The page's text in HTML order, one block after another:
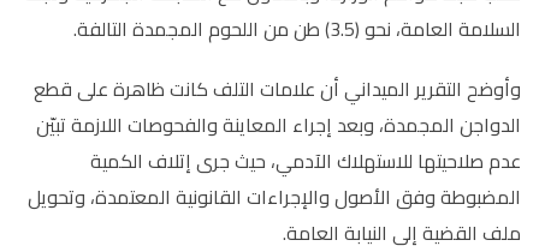
السلامة العامة، نحو (3.5) طن من اللحوم المجمدة التالفة.
وأوضح التقرير الميداني أن علامات التلف كانت ظاهرة على قطع
الدواجن المجمدة، وبعد إجراء المعاينة والفحوصات اللازمة تبيّن
عدم صلاحيتها للاستهلاك الآدمي، حيث جرى إتلاف الكمية
المضبوطة وفق الأصول والإجراءات القانونية المعتمدة، وتحويل
ملف القضية إلى النيابة العامة.